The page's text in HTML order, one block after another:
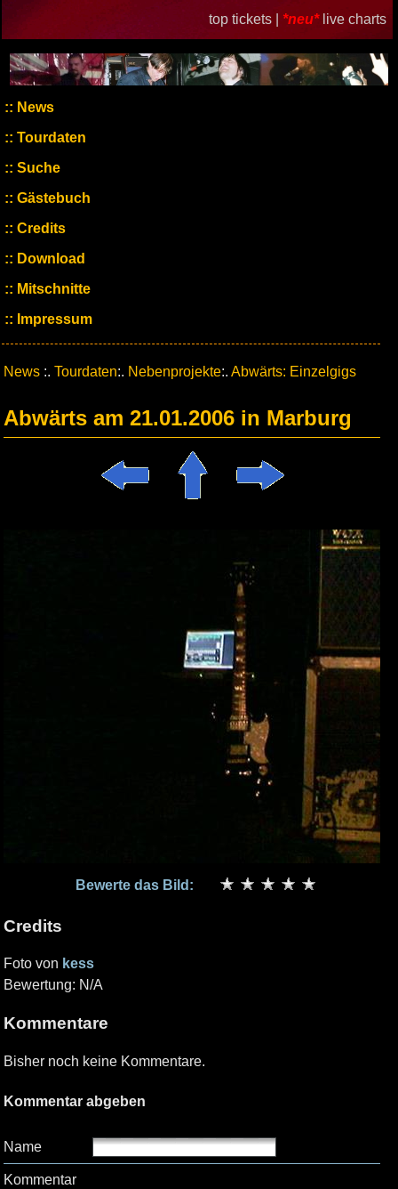
top tickets | *neu* live charts
News
Tourdaten
Suche
Gästebuch
Credits
Download
Mitschnitte
Impressum
News :. Tourdaten:. Nebenprojekte:. Abwärts: Einzelgigs
Abwärts am 21.01.2006 in Marburg
Bewerte das Bild:
Credits
Foto von kess
Bewertung: N/A
Kommentare
Bisher noch keine Kommentare.
Kommentar abgeben
Name
Kommentar